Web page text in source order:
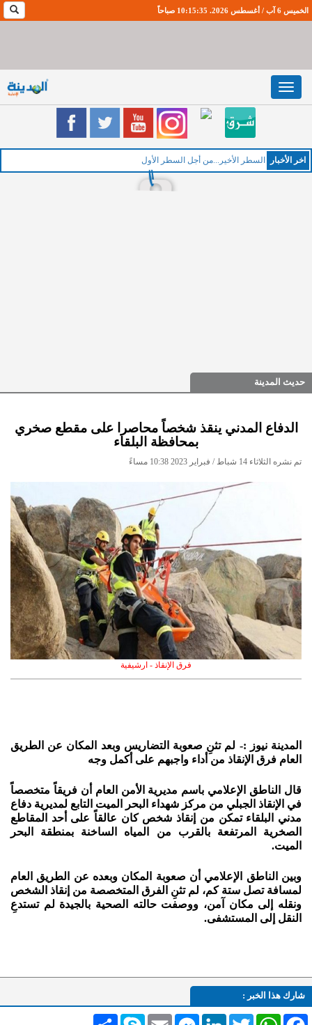
الخميس 6 آب / أغسطس 2026. 10:15:36 صباحاً
Toggle
navigation
اخر اﻷخبار السطر الأخير...من أجل السطر الأول
حديث المدينة
الدفاع المدني ينقذ شخصاً محاصرا على مقطع صخري
بمحافظة البلقاء
تم نشره الثلاثاء 14 شباط / فبراير 2023 10:38 مساءً
فرق الإنقاذ - ارشيفية
المدينة نيوز :- لم تثنِ صعوبة التضاريس وبعد المكان عن الطريق
العام فرق الإنقاذ من أداء واجبهم على أكمل وجه
قال الناطق الإعلامي باسم مديرية الأمن العام أن فريقاً متخصصاً
في الإنقاذ الجبلي من مركز شهداء البحر الميت التابع لمديرية دفاع
مدني البلقاء تمكن من إنقاذ شخص كان عالقاً على أحد المقاطع
الصخرية المرتفعة بالقرب من المياه الساخنة بمنطقة البحر
الميت.
وبين الناطق الإعلامي أن صعوبة المكان وبعده عن الطريق العام
لمسافة تصل ستة كم، لم تثنِ الفرق المتخصصة من إنقاذ الشخص
ونقله إلى مكان آمن، ووصفت حالته الصحية بالجيدة لم تستدعِ
النقل إلى المستشفى.
شارك هذا الخبر :
انشر Skype Email
MessengerLinkedInTwitterWhatsAppFacebook